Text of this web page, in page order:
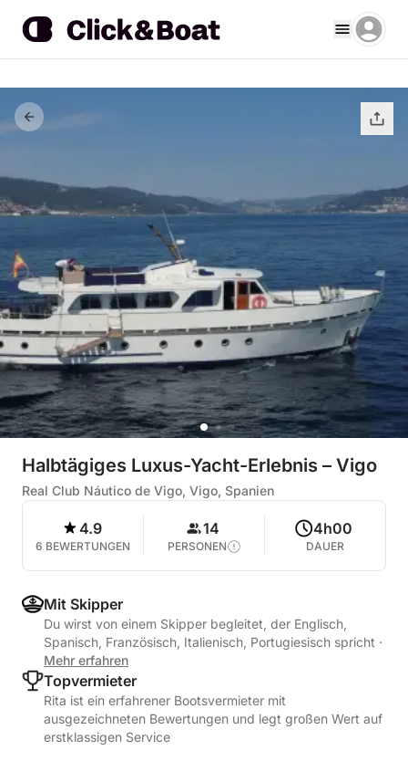
Halbtägiges Luxus-Yacht-Erlebnis – Vigo
Real Club Náutico de Vigo, Vigo, Spanien
4.9
6 BEWERTUNGEN
14
PERSONEN
4h00
DAUER
Mit Skipper
Du wirst von einem Skipper begleitet, der Englisch,
Spanisch, Französisch, Italienisch, Portugiesisch spricht ·
Mehr erfahren
Topvermieter
Rita ist ein erfahrener Bootsvermieter mit
ausgezeichneten Bewertungen und legt großen Wert auf
erstklassigen Service